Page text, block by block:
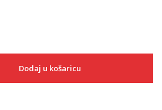
Dodaj u košaricu